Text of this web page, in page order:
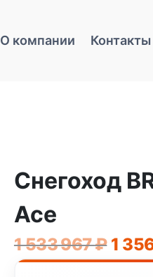
О компании Контакты
Снегоход
Ace
1 533 967₽
цена
1